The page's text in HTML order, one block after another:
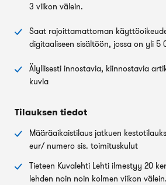
3 viikon välein.
Saat rajoittamattoman
digitaaliseen sisältöön, jossa on yli 5
Älyllisesti innostavia, kiinnostavia
kuvia
Tilauksen tiedot
Määräaikaistilaus jatkuen
eur/ numero sis. toimituskulut
Tieteen Kuvalehti Lehti ilmestyy 20
lehden noin noin kolmen viikon välein.